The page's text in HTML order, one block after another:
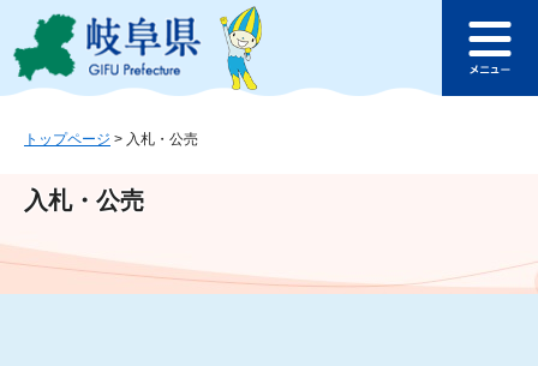
ジ
ュ
文
このページの本文へ
ュ
トップページ > 入札・公売
入札・公売